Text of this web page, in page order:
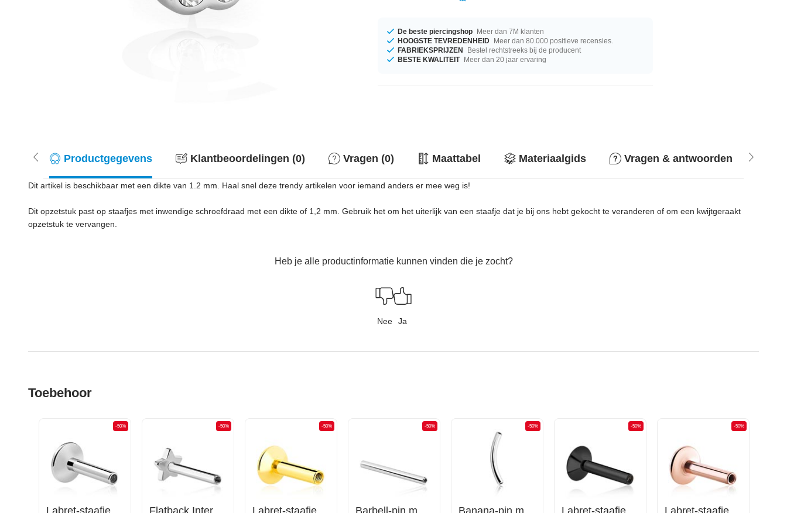
De beste piercingshop Meer dan 7M klanten
HOOGSTE TEVREDENHEID Meer dan 80.000 positieve recensies.
FABRIEKSPRIJZEN
Bestel rechtstreeks bij de producent
BESTE KWALITEIT Meer dan 20 jaar ervaring
Productgegevens Klantbeoordelingen (0) Vragen (0) Maattabel Materiaalgids Vragen & antwoorden
Dit artikel is beschikbaar met een dikte van 1.2 mm. Haal snel deze trendy artikelen voor iemand anders er mee weg is!
Dit opzetstuk past op staafjes met inwendige schroefdraad met een dikte of 1,2 mm. Gebruik het om het uiterlijk van een staafje dat je bij ons hebt gekocht te veranderen of om een ​​kwijtgeraakt
opzetstuk te vervangen.
Heb je alle productinformatie kunnen vinden die je zocht?
Nee Ja
Toebehoor
-50% -50% -50% -50% -50% -50% -50%